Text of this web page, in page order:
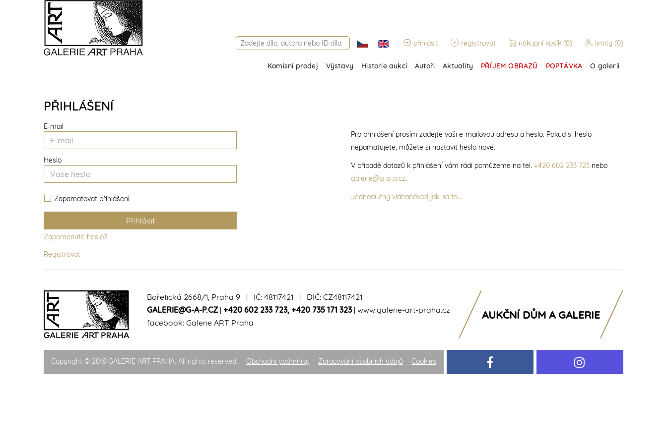
přihlásit registrovat nákupní košík (0) limity (0)
Komisní prodej Výstavy Historie aukcí Autoři Aktuality PŘÍJEM OBRAZŮ POPTÁVKA O galerii
PŘIHLÁŠENÍ
E-mail
Heslo
Zapamatovat přihlášení
Zapomenuté heslo?
Registrovat
Pro přihlášení prosím zadejte vaši e-mailovou adresu a heslo. Pokud si heslo
nepamatujete, můžete si nastavit heslo nové.
V případě dotazů k přihlášení vám rádi pomůžeme na tel. +420 602 233 723nebo
galerie@g-a-p.cz.
Jednoduchý videonávod jak na to...
Bořetická 2668/1, Praha 9 | IČ: 48117421 | DIČ: CZ48117421
GALERIE@G-A-P.CZ| +420 602 233 723, +420 735 171 323| www.galerie-art-praha.cz
facebook: Galerie ART Praha
AUKČNÍ DŮM A GALERIE
Copyright © 2018 GALERIE ART PRAHA. All rights reserved. Obchodní podmínky Zpracování osobních údajů Cookies